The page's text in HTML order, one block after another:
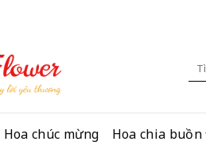
Tìm
Hoa chúc mừng Hoa chia buồn